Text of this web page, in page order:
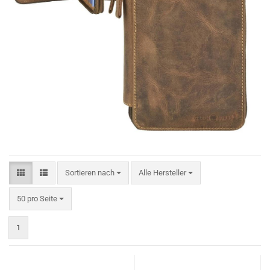
Sortieren nach
Sortieren nach Alle Hersteller
50 pro Seite
pro Seite
1